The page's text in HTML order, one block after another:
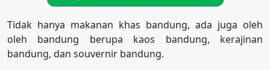
Tidak hanya makanan khas bandung, ada juga oleh
oleh bandung berupa kaos bandung, kerajinan
bandung, dan souvernir bandung.